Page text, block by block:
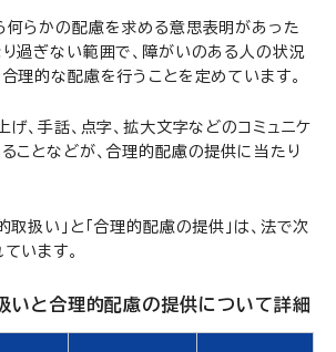
何らかの配慮を求める意思表明があった
過ぎない範囲で、障がいのある人の状況
理的な配慮を行うことを定めています。
げ、手話、点字、拡大文字などのコミュニケ
ことなどが、合理的配慮の提供に当たり
取扱い」と「合理的配慮の提供」は、法で次
います。
いと合理的配慮の提供について詳細